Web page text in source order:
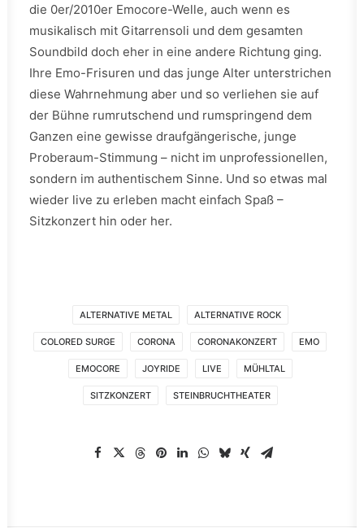
die 0er/2010er Emocore-Welle, auch wenn es
musikalisch mit Gitarrensoli und dem gesamten
Soundbild doch eher in eine andere Richtung ging.
Ihre Emo-Frisuren und das junge Alter unterstrichen
diese Wahrnehmung aber und so verliehen sie auf
der Bühne rumrutschend und rumspringend dem
Ganzen eine gewisse draufgängerische, junge
Proberaum-Stimmung – nicht im unprofessionellen,
sondern im authentischem Sinne. Und so etwas mal
wieder live zu erleben macht einfach Spaß –
Sitzkonzert hin oder her.
ALTERNATIVE METAL ALTERNATIVE ROCK
COLORED SURGE CORONA CORONAKONZERT EMO
EMOCORE JOYRIDE LIVE MÜHLTAL
SITZKONZERT STEINBRUCHTHEATER